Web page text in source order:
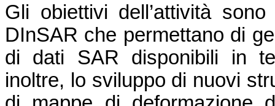
Gli obiettivi dell’attività
DInSAR che permettano di
di dati SAR disponibili in
inoltre, lo sviluppo di nuovi